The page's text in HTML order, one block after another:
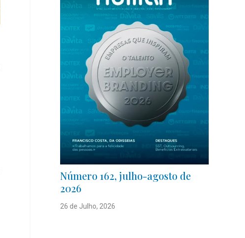
Número 162, julho-agosto de
2026
26 de Julho, 2026